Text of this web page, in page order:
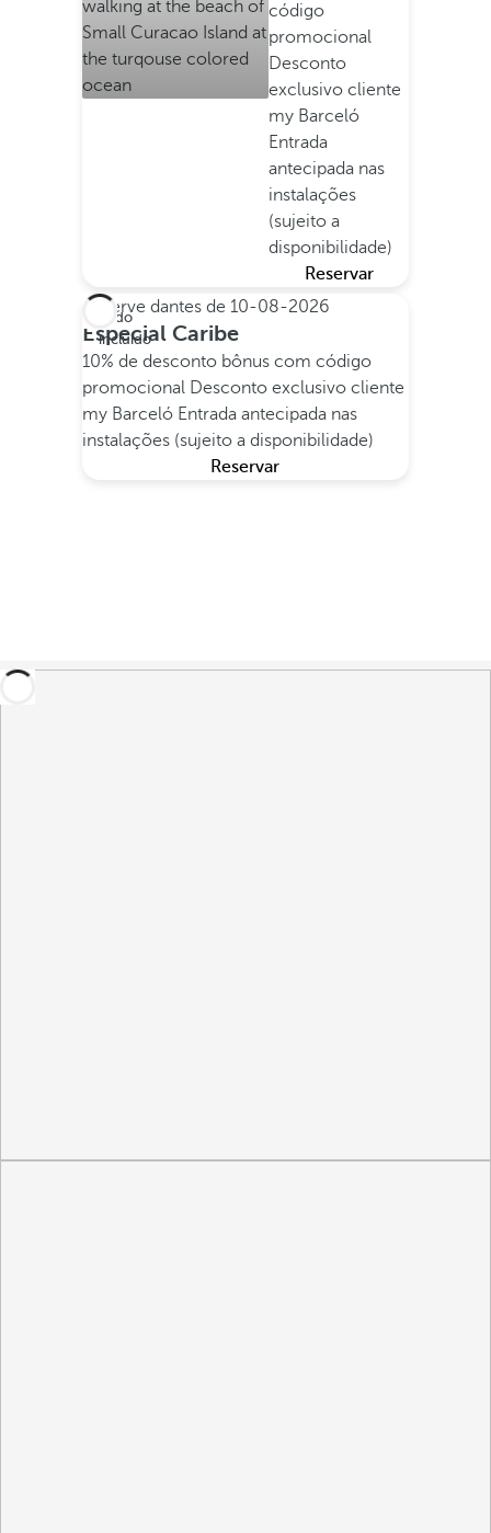
código
promocional
Desconto
exclusivo cliente
my Barceló
Entrada
antecipada nas
instalações
(sujeito a
disponibilidade)
Reservar
Tudo
incluído
Reserve dantes de 10-08-2026
Especial Caribe
10% de desconto bônus com código
promocional Desconto exclusivo cliente
my Barceló Entrada antecipada nas
instalações (sujeito a disponibilidade)
Reservar